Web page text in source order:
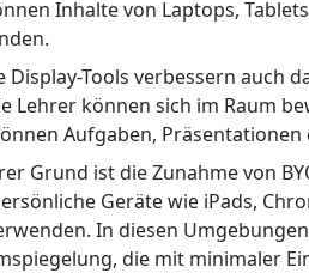
Inhalte von Laptops,
Display-Tools verbessern auch
Lehrer können sich im Raum
Aufgaben,
Grund ist die Zunahme von
Geräte wie iPads,
In diesen
die mit minimaler